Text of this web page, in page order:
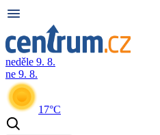
neděle 9. 8.
ne 9. 8.
17°C